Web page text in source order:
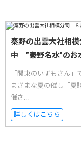
秦野の出雲大社相
中 ”秦野名水”のお
「関東のいずもさん
まざまな夏の催し「夏
催さ...
詳しくはこちら